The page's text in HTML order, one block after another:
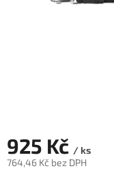
925 Kč / ks
764,46 Kč bez DPH